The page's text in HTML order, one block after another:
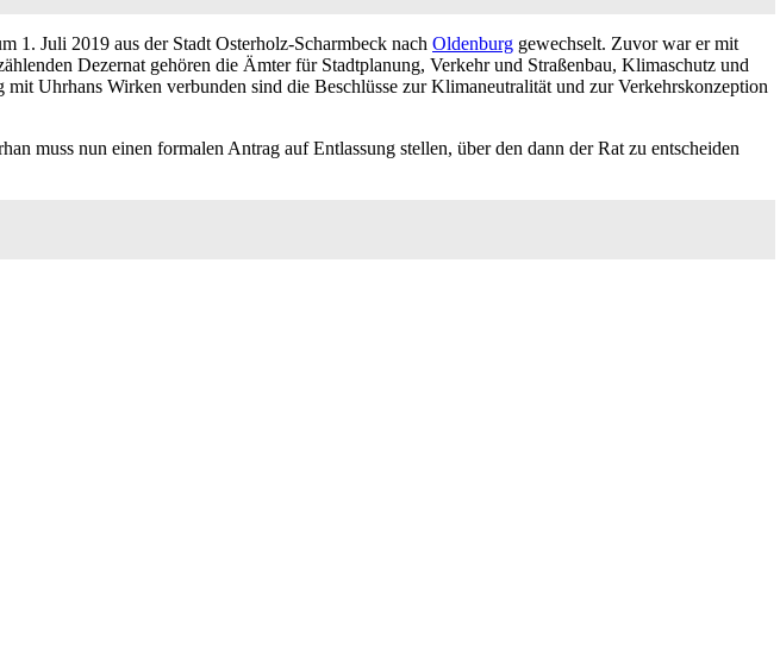
1. Juli 2019 aus der Stadt Osterholz-Scharmbeck nach Oldenburg gewechselt. Zuvor war er mit
Dezernat gehören die Ämter für Stadtplanung, Verkehr und Straßenbau, Klimaschutz und
Uhrhans Wirken verbunden sind die Beschlüsse zur Klimaneutralität und zur Verkehrskonzeption
muss nun einen formalen Antrag auf Entlassung stellen, über den dann der Rat zu entscheiden